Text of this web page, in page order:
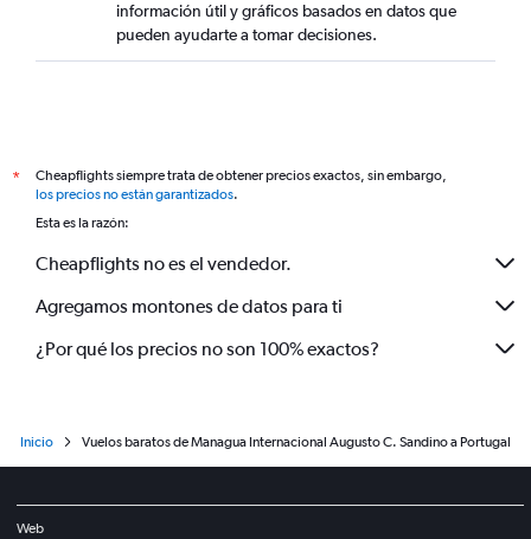
información útil y gráficos basados en datos que
pueden ayudarte a tomar decisiones.
*
Cheapflights siempre trata de obtener precios exactos, sin embargo,
los precios no están garantizados.
Esta es la razón:
Cheapflights no es el vendedor.
Agregamos montones de datos para ti
¿Por qué los precios no son 100% exactos?
Inicio Vuelos baratos de Managua Internacional Augusto C. Sandino a Portugal
Web